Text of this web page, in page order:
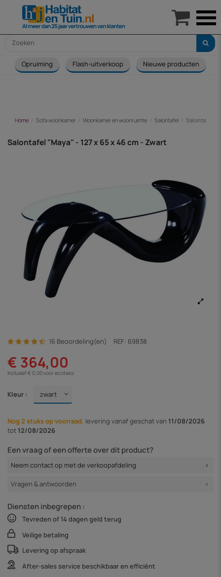
Opruiming Flash-uitverkoop Nieuwe producten
Home Sofa woonkamer Woonkamer en woonruimte Salontafel Salontafel
Salontafel "Maya" - 127 x 65 x 46 cm - Zwart
16 Beoordeling(en) REF: 69838
€ 364,00
Inclusief € 0,00 voor ecotaks
Kleur :
Nog 2 stuks op voorraad, levering vanafgeschat van 11/08/2026
tot 12/08/2026
Een vraag of een offerte over dit product?
Neem contact op met de verkoopafdeling
Vragen & antwoorden
Diensten inbegrepen :
Tevreden of 14 dagen geld terug
Veilige betaling
Levering op afspraak
After-sales service beschikbaar en efficiënt
